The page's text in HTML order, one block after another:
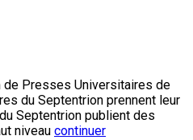
Presses Universitaires de
du Septentrion prennent leur
Septentrion publient des
niveau continuer